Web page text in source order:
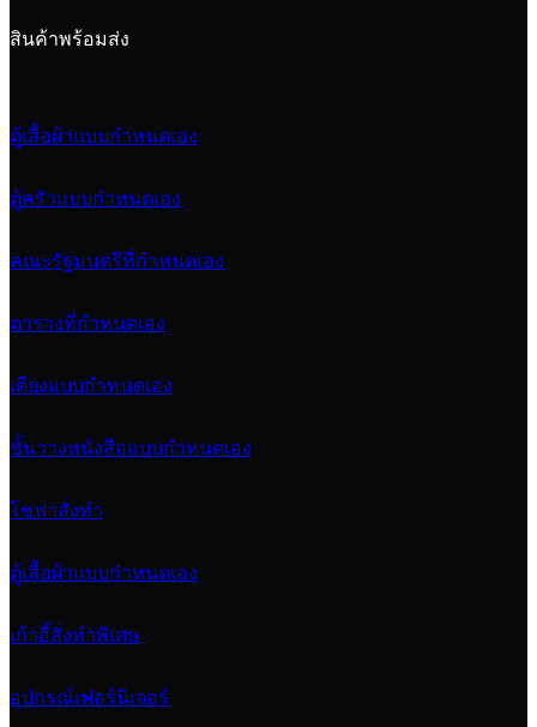
สินค้าพร้อมส่ง
ตู้เสื้อผ้าแบบกำหนดเอง
ตู้ครัวแบบกำหนดเอง
คณะรัฐมนตรีที่กำหนดเอง
ตารางที่กำหนดเอง
เตียงแบบกำหนดเอง
ชั้นวางหนังสือแบบกำหนดเอง
โซฟาสั่งทำ
ตู้เสื้อผ้าแบบกำหนดเอง
เก้าอี้สั่งทำพิเศษ
อุปกรณ์เฟอร์นิเจอร์